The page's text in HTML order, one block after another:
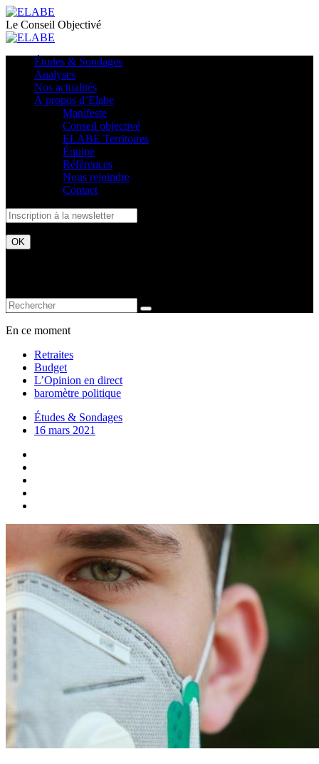
Le Conseil Objectivé
Études & Sondages
Analyses
Nos actualités
À propos d’Elabe
Manifeste
Conseil objectivé
ELABE Territoires
Équipe
Références
Nous rejoindre
Contact
En ce moment
Retraites
Budget
L’Opinion en direct
baromètre politique
Études & Sondages
16 mars 2021